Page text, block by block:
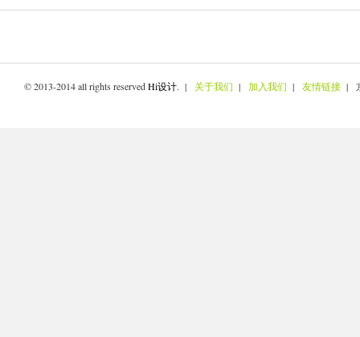
© 2013-2014 all rights reservedHi设计. | 关于我们 | 加入我们 | 友情链接 |